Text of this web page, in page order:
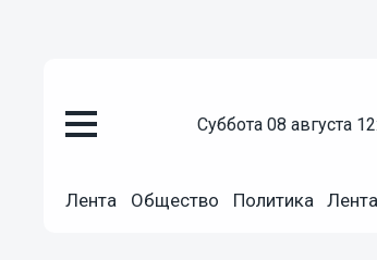
суббота 08 августа
Лента Общество Политика
Пропавшую в